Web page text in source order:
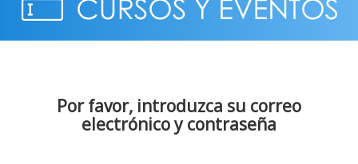
Por favor, introduzca su correo
electrónico y contraseña